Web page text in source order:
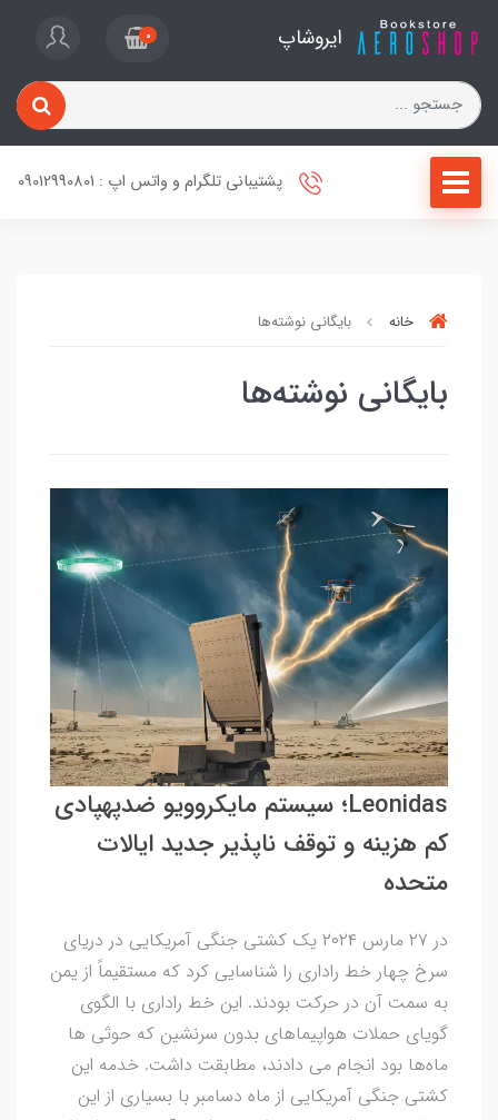
ایروشاپ 0
پشتیبانی تلگرام و واتس اپ : 09012990801
خانه بایگانی نوشته‌ها
بایگانی نوشته‌ها
Leonidas؛ سیستم مایکروویو ضدپهپادی
کم هزینه و توقف ناپذیر جدید ایالات
متحده
در ۲۷ مارس ۲۰۲۴ یک کشتی جنگی آمریکایی در دریای
سرخ چهار خط راداری را شناسایی کرد که مستقیماً از یمن
به سمت آن در حرکت بودند. این خط راداری با الگوی
گویای حملات هواپیماهای بدون سرنشین که حوثی ها
ماه‌ها بود انجام می دادند، مطابقت داشت. خدمه این
کشتی جنگی آمریکایی از ماه دسامبر با بسیاری از این